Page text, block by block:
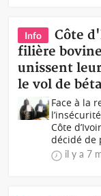
Info
Côte
filière
unissent
le vol de
Face à la
Côte
décidé de
il y a 7